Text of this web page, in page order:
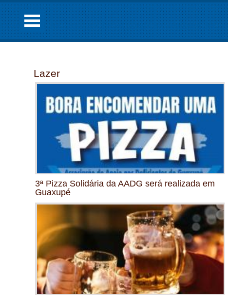
Lazer
3ª Pizza Solidária da AADG será realizada em
Guaxupé